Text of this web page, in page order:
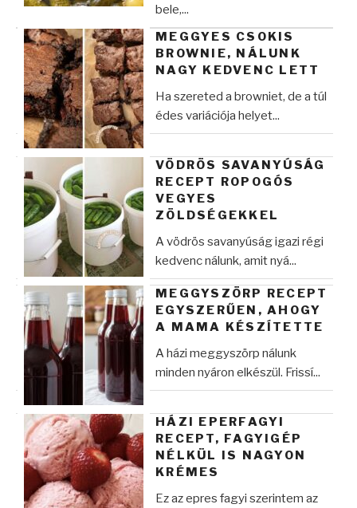
bele,...
MEGGYES CSOKIS
BROWNIE, NÁLUNK
NAGY KEDVENC LETT
Ha szereted a browniet, de a túl
édes variációja helyet...
VÖDRÖS SAVANYÚSÁG
RECEPT ROPOGÓS
VEGYES
ZÖLDSÉGEKKEL
A vödrös savanyúság igazi régi
kedvenc nálunk, amit nyá...
MEGGYSZÖRP RECEPT
EGYSZERŰEN, AHOGY
A MAMA KÉSZÍTETTE
A házi meggyszörp nálunk
minden nyáron elkészül. Frissí...
HÁZI EPERFAGYI
RECEPT, FAGYIGÉP
NÉLKÜL IS NAGYON
KRÉMES
Ez az epres fagyi szerintem az